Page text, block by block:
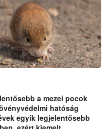
a mezei pocok
hatóság
egyik legjelentősebb